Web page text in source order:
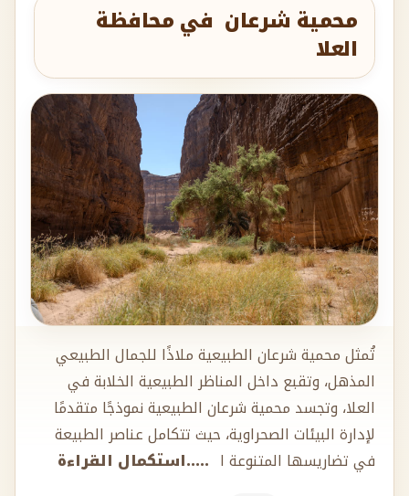
محمية شرعان في محافظة
العلا
تُمثل محمية شرعان الطبيعية ملاذًا للجمال الطبيعي
المذهل، وتقبع داخل المناظر الطبيعية الخلابة في
العلا، وتجسد محمية شرعان الطبيعية نموذجًا متقدمًا
لإدارة البيئات الصحراوية، حيث تتكامل عناصر الطبيعة
في تضاريسها المتنوعة ا .....استكمال القراءة